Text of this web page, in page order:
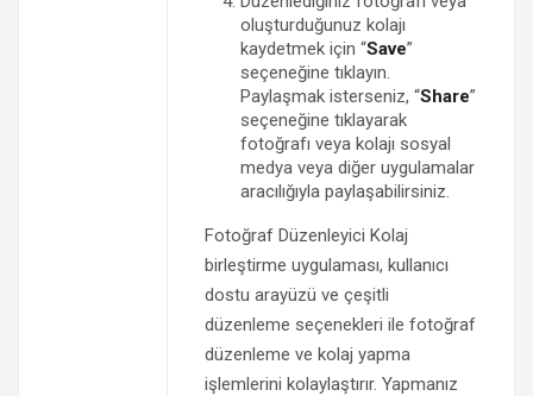
oluşturduğunuz kolajı
kaydetmek için “Save”
seçeneğine tıklayın.
Paylaşmak isterseniz, “Share”
seçeneğine tıklayarak
fotoğrafı veya kolajı sosyal
medya veya diğer uygulamalar
aracılığıyla paylaşabilirsiniz.
Fotoğraf Düzenleyici Kolaj
birleştirme uygulaması, kullanıcı
dostu arayüzü ve çeşitli
düzenleme seçenekleri ile fotoğraf
düzenleme ve kolaj yapma
işlemlerini kolaylaştırır. Yapmanız